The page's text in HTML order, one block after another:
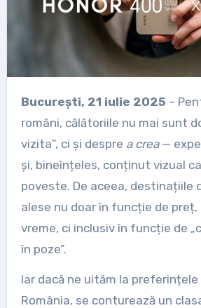
București, 21 iulie 2025 –
români, călătoriile nu mai sunt
vizita”, ci și despre a crea—
și, bineînțeles, conținut vizual
poveste. De aceea, destinațiile
alese nu doar în funcție de preț,
vreme, ci inclusiv în funcție de
în poze”.
Iar dacă ne uităm la
România, se conturează un